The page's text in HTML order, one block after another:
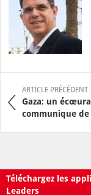
ARTICLE PRÉCÉDENT
Gaza: un
communique de
Téléchargez les
Leaders